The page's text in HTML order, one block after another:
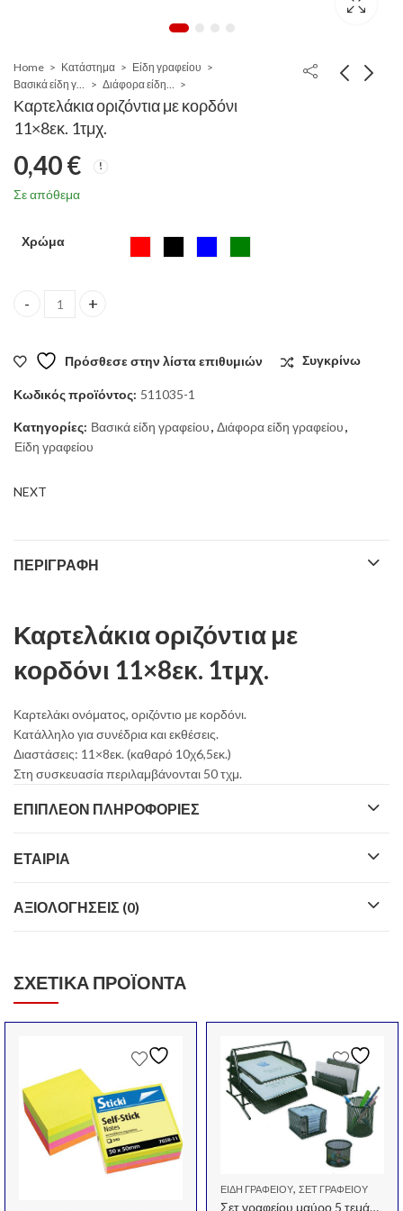
Home Κατάστημα
Είδη γραφείου
Καρτελάκια οριζόντια με κορδόνι
11×8εκ. 1τμχ.
0,40€
Σε απόθεμα
Χρώμα
Καρτελάκια οριζόντια με κορδόνι 11x8εκ. 1τμχ. quantity
Πρόσθεσε στην λίστα επιθυμιών Συγκρίνω
Κωδικός προϊόντος: 511035-1
Κατηγορίες: Βασικά είδη γραφείου, Διάφορα είδη γραφείου,
Είδη γραφείου
NEXT
ΠΕΡΙΓΡΑΦΉ
Καρτελάκια οριζόντια με
κορδόνι 11×8εκ. 1τμχ.
Καρτελάκι ονόματος, οριζόντιο με κορδόνι.
Κατάλληλο για συνέδρια και εκθέσεις.
Διαστάσεις: 11×8εκ. (καθαρό 10χ6,5εκ.)
Στη συσκευασία περιλαμβάνονται 50 τχμ.
ΕΠΙΠΛΈΟΝ ΠΛΗΡΟΦΟΡΊΕΣ
ΕΤΑΙΡΊΑ
ΑΞΙΟΛΟΓΉΣΕΙΣ (0)
ΣΧΕΤΙΚΆ ΠΡΟΪΌΝΤΑ
ΕΊΔΗ ΓΡΑΦΕΊΟΥ, ΣΕΤ ΓΡΑΦΕΊΟΥ
Σετ γραφείου μαύρο 5 τεμάχια